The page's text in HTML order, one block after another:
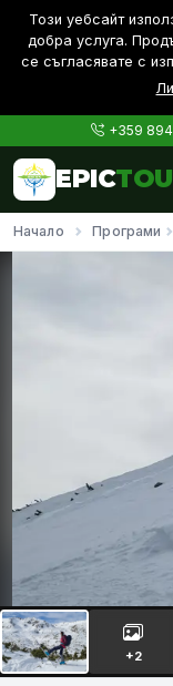
Този уебсайт
дoбра услуга.
се съгласявате с
+359
EPIC
Начало Програми
интро
+2